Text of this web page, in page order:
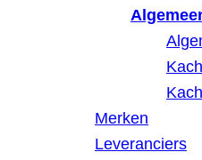
Merken
Leveranciers